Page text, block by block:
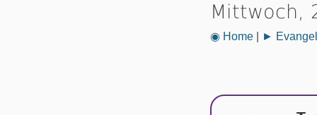
Mittwoch,
◉ Home| ►